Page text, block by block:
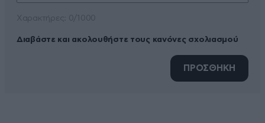
Διαβάστε και ακολουθήστε τους κανόνες σχολιασμού
ΠΡΟΣΘΗΚΗ